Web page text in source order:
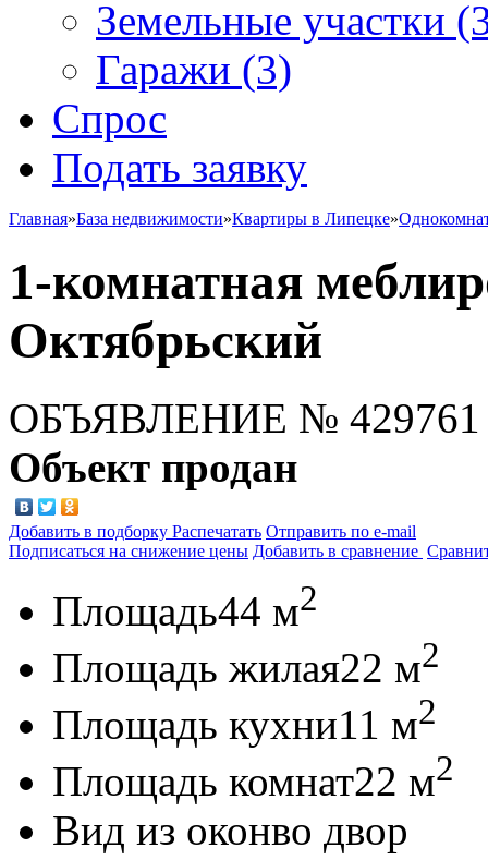
Земельные участки
Гаражи (3)
Спрос
Подать заявку
Главная»База недвижимости»Квартиры в Липецке»
1-комнатная
Октябрьский
ОБЪЯВЛЕНИЕ № 429761
Объект продан
Добавить в подборку Распечатать Отправить по e-mail
Подписаться на снижение цены Добавить в сравнение
Площадь44 м2
Площадь жилая22 м2
Площадь кухни11 м2
Площадь комнат22 м2
Вид из оконво двор